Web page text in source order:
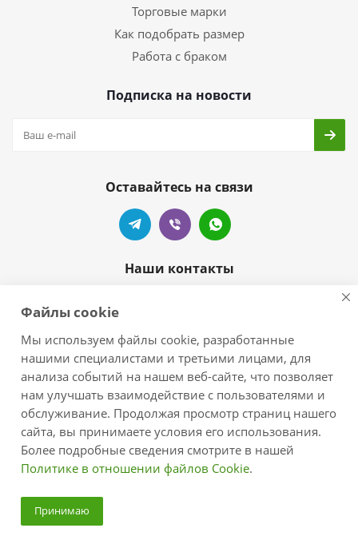
Торговые марки
Как подобрать размер
Работа с браком
Подписка на новости
Оставайтесь на связи
Наши контакты
zelove-shop@mail.ru
г.Краснодар, п.Новознаменский,
ул.Центральная/Черноморская
2026 © zelove.ru - интернет-магазин
Файлы cookie
Мы используем файлы cookie, разработанные
нашими специалистами и третьими лицами, для
анализа событий на нашем веб-сайте, что позволяет
нам улучшать взаимодействие с пользователями и
обслуживание. Продолжая просмотр страниц нашего
сайта, вы принимаете условия его использования.
Более подробные сведения смотрите в нашей
Политике в отношении файлов Cookie.
Принимаю